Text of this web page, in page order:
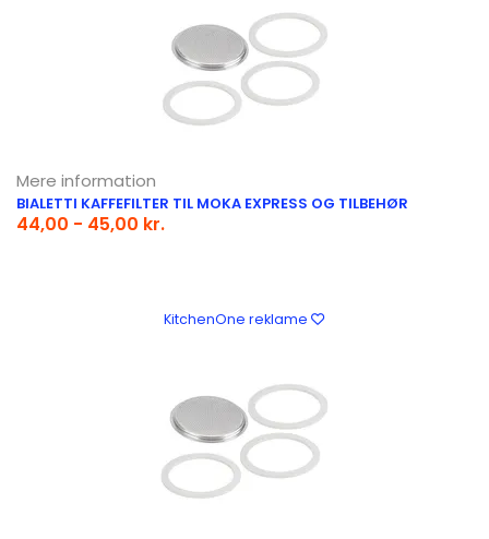
Mere information
BIALETTI KAFFEFILTER TIL MOKA EXPRESS OG TILBEHØR
44,00 - 45,00 kr.
KitchenOne reklame